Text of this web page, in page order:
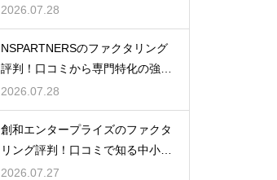
魅力
2026.07.28
NSPARTNERSのファクタリング
評判！口コミから専門特化の強み
を解説
2026.07.28
創和エンタープライズのファクタ
リング評判！口コミで知る中小企
業への支援
2026.07.27